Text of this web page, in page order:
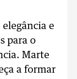
e
para o
Marte
a formar